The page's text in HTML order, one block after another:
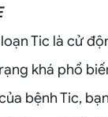
loạn Tic là cử
khá phổ
bệnh Tic,